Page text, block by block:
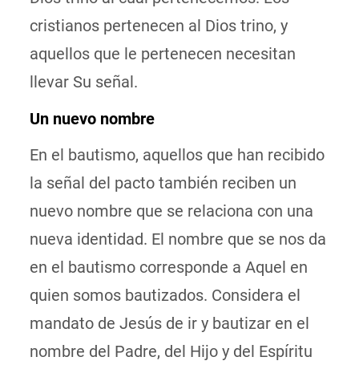
cristianos pertenecen al Dios trino, y
aquellos que le pertenecen necesitan
llevar Su señal.
Un nuevo nombre
En el bautismo, aquellos que han recibido
la señal del pacto también reciben un
nuevo nombre que se relaciona con una
nueva identidad. El nombre que se nos da
en el bautismo corresponde a Aquel en
quien somos bautizados. Considera el
mandato de Jesús de ir y bautizar en el
nombre del Padre, del Hijo y del Espíritu